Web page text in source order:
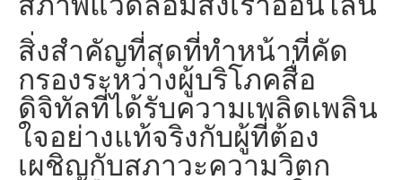
สิ่งสำคัญที่สุดที่ทำหน้าที่คัด
กรองระหว่างผู้บริโภคสื่อ
ดิจิทัลที่ได้รับความเพลิดเพลิน
ใจอย่างแท้จริงกับผู้ที่ต้อง
เผชิญกับสภาวะความวิตก